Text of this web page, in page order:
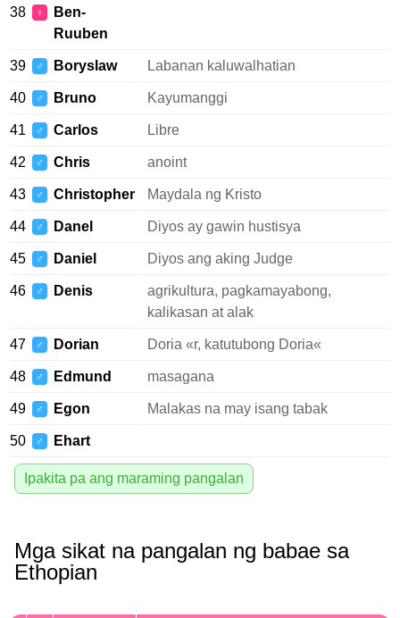
38 ♀
Ben-
Ruuben
39 ♂ Boryslaw Labanan kaluwalhatian
40 ♂ Bruno Kayumanggi
41 ♂ Carlos Libre
42 ♂ Chris anoint
43 ♂ Christopher Maydala ng Kristo
44 ♂ Danel Diyos ay gawin hustisya
45 ♂ Daniel Diyos ang aking Judge
46 ♂ Denis
agrikultura, pagkamayabong,
kalikasan at alak
47 ♂ Dorian Doria «r, katutubong Doria«
48 ♂ Edmund masagana
49 ♂ Egon Malakas na may isang tabak
50 ♂ Ehart
Ipakita pa ang maraming pangalan
Mga sikat na pangalan ng babae sa
Ethopian